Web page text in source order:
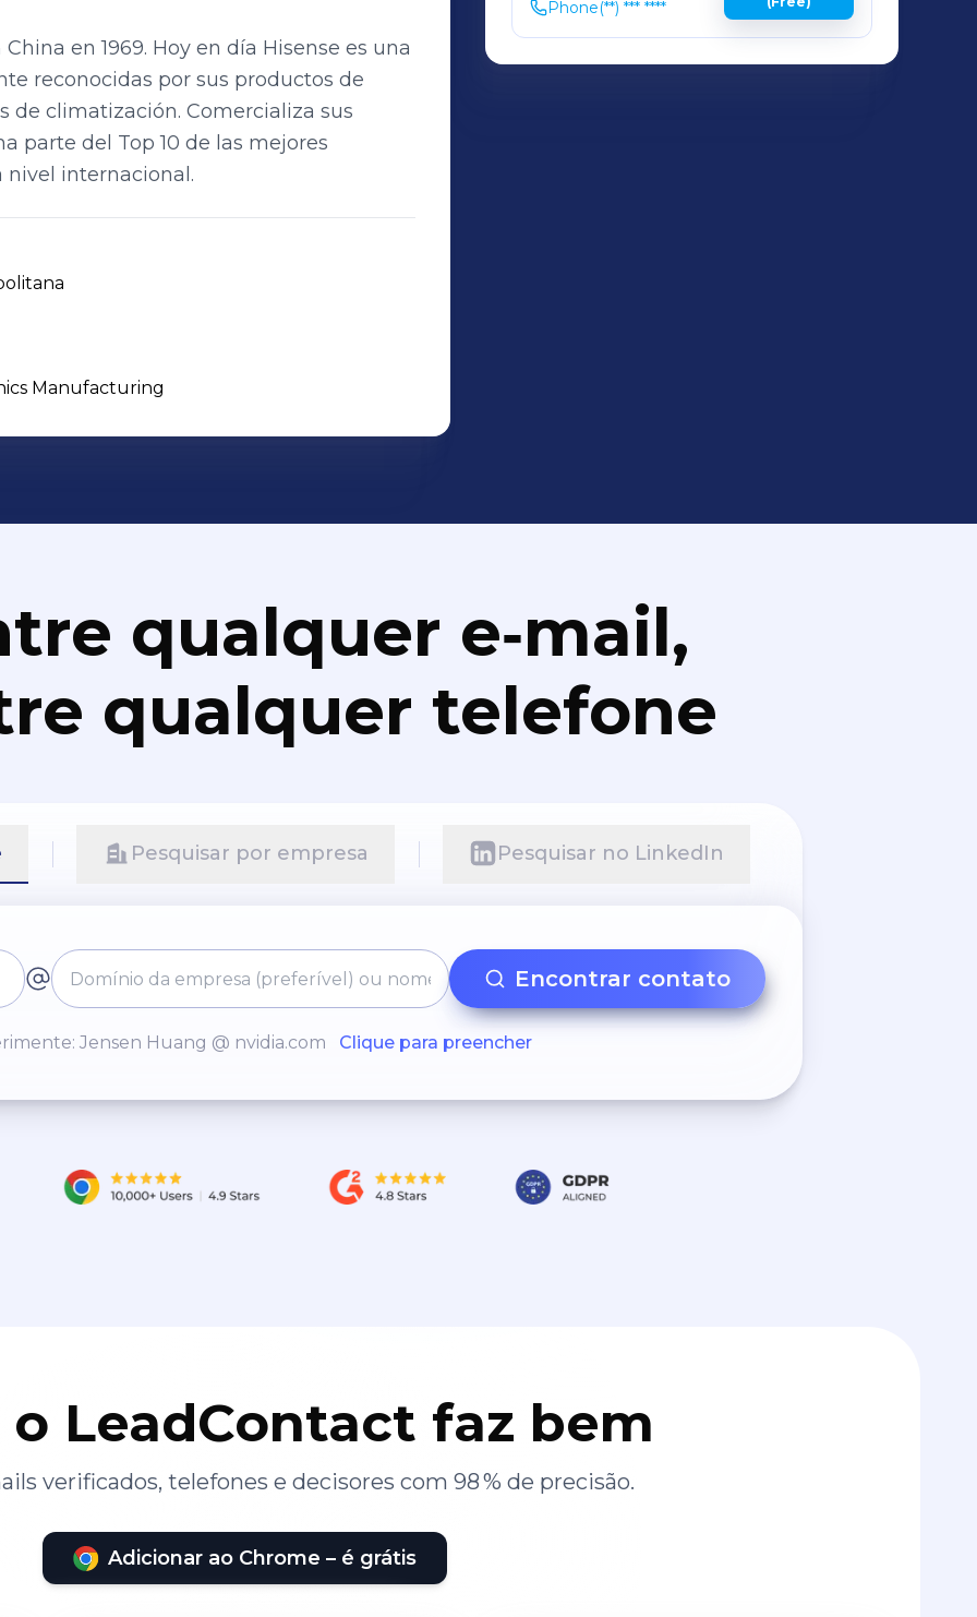
en 1969. Hoy en día Hisense es una
reconocidas por sus productos de
de climatización. Comercializa sus
parte del Top 10 de las mejores
nivel internacional.
Manufacturing
Phone(**) *** ****
qualquer e‑mail,
qualquer telefone
Pesquisar por empresa Pesquisar no LinkedIn
Encontrar contato
Jensen Huang @ nvidia.com Clique para preencher
o LeadContact faz bem
verificados, telefones e decisores com 98 % de precisão.
Adicionar ao Chrome – é grátis